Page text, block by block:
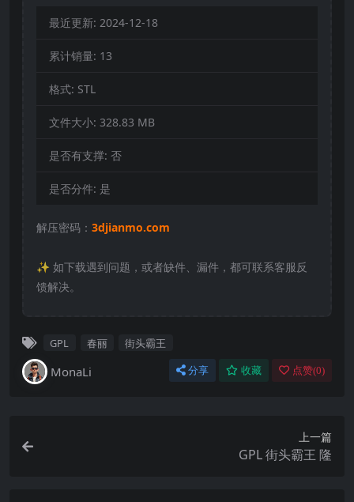
最近更新: 2024-12-18
累计销量: 13
格式: STL
文件大小: 328.83 MB
是否有支撑: 否
是否分件: 是
解压密码： 3djianmo.com
✨️ 如下载遇到问题，或者缺件、漏件，都可联系客服反
馈解决。
GPL 春丽 街头霸王
MonaLi 分享 收藏 点赞(0)
上一篇
GPL 街头霸王 隆